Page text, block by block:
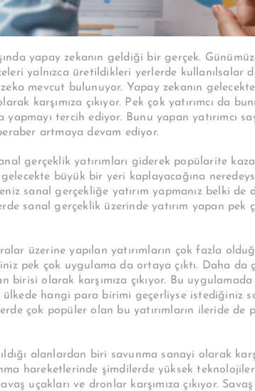
yapay zekanın geldiği bir gerçek.
yalnızca üretildikleri yerlerde kullanılsalar
mevcut bulunuyor. Yapay zekanın
karşımıza çıkıyor. Pek çok yatırımcı da
yapmayı tercih ediyor. Bunu yapan yatırımcı
artmaya devam ediyor.
gerçeklik yatırımları giderek popülarite
büyük bir yeri kaplayacağına
sanal gerçekliğe yatırım yapmanız belki de
sanal gerçeklik üzerinde yatırım yapan pek
üzerine yapılan yatırımların çok fazla
pek çok uygulama da ortaya çıktı. Daha da
birisi olarak karşımıza çıkıyor. Bu
hangi para birimi geçerliyse istediğiniz
çok popüler olan bu yatırımların ileride
alanlardan biri savunma sanayi olarak
hareketlerinde şimdilerde yüksek
uçakları ve dronlar karşımıza çıkıyor.